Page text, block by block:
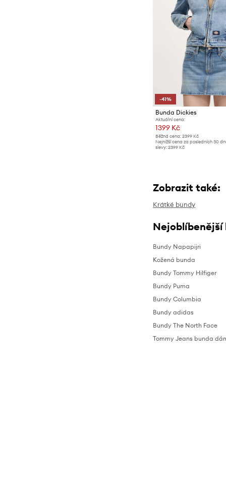
-41%
Bunda Dickies
Aktuální cena:
1399 Kč
Běžná cena: 2399 Kč
Nejnižší cena za posledních 30
slevy: 2399 Kč
Zobrazit také:
Krátké bundy
Nejoblíbenější
Bundy Napapijri
Kožená bunda
Bundy Tommy Hilfiger
Bundy Puma
Bundy Columbia
Bundy adidas
Bundy The North Face
Tommy Jeans bunda